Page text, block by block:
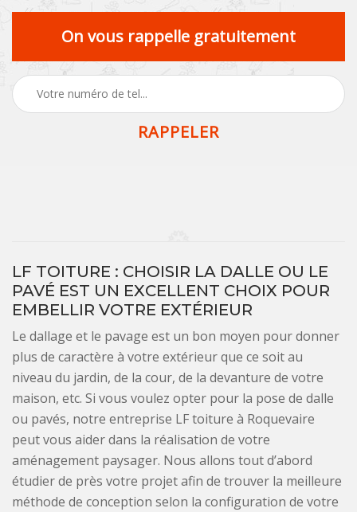
On vous rappelle gratuitement
LF TOITURE : CHOISIR LA DALLE OU LE
PAVÉ EST UN EXCELLENT CHOIX POUR
EMBELLIR VOTRE EXTÉRIEUR
Le dallage et le pavage est un bon moyen pour donner
plus de caractère à votre extérieur que ce soit au
niveau du jardin, de la cour, de la devanture de votre
maison, etc. Si vous voulez opter pour la pose de dalle
ou pavés, notre entreprise LF toiture à Roquevaire
peut vous aider dans la réalisation de votre
aménagement paysager. Nous allons tout d’abord
étudier de près votre projet afin de trouver la meilleure
méthode de conception selon la configuration de votre